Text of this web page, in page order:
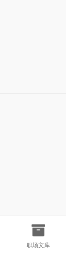
职场文库